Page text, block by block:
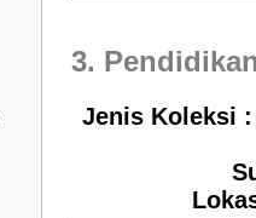
3.
Jenis Koleksi